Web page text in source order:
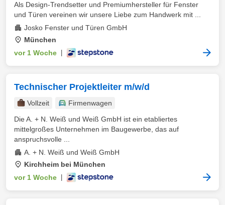
Als Design-Trendsetter und Premiumhersteller für Fenster
und Türen vereinen wir unsere Liebe zum Handwerk mit ...
Josko Fenster und Türen GmbH
München
vor 1 Woche
Technischer Projektleiter m/w/d
Vollzeit
Firmenwagen
Die A. + N. Weiß und Weiß GmbH ist ein etabliertes
mittelgroßes Unternehmen im Baugewerbe, das auf
anspruchsvolle ...
A. + N. Weiß und Weiß GmbH
Kirchheim bei München
vor 1 Woche